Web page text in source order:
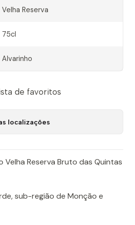
Velha Reserva
75cl
Alvarinho
de favoritos
localizações
Velha Reserva Bruto das Quintas
sub-região de Monção e